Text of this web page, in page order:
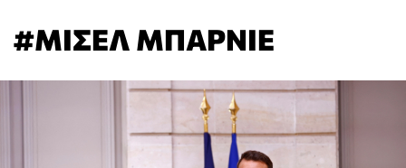
#ΜΙΣΕΛ ΜΠΑΡΝΙΕ